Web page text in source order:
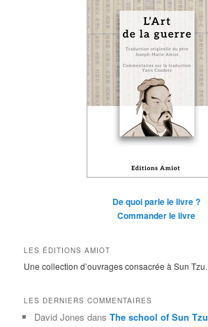
De quoi parle le livre ?
Commander le livre
LES ÉDITIONS AMIOT
Une collection d’ouvrages consacrée à Sun Tzu.
LES DERNIERS COMMENTAIRES
David Jones dansThe school of Sun Tzu